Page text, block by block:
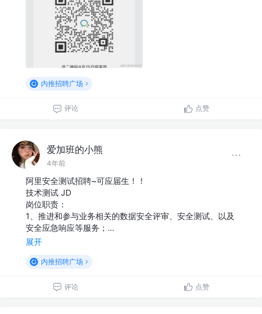
内推招聘广场
评论 点赞
爱加班的小熊
4年前
阿里安全测试招聘~可应届生！！
技术测试 JD
岗位职责：
1、推进和参与业务相关的数据安全评审、安全测试、以及
安全应急响应等服务；…
展开
内推招聘广场
评论 点赞